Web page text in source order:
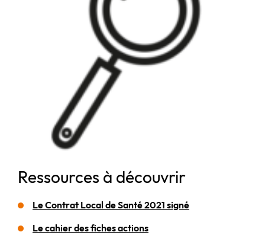
Ressources à découvrir
Le Contrat Local de Santé 2021 signé
Le cahier des fiches actions